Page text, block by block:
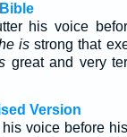
his voice
is strong that
great and very
Version
voice before